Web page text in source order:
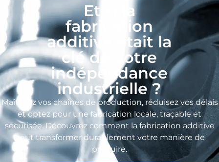
Et si la
fabrication
additive était la
clé de votre
indépendance
industrielle ?
Maîtrisez vos chaînes de production, réduisez vos délais
et optez pour une fabrication locale, traçable et
sécurisée. Découvrez comment la fabrication additive
peut transformer durablement votre manière de
produire.